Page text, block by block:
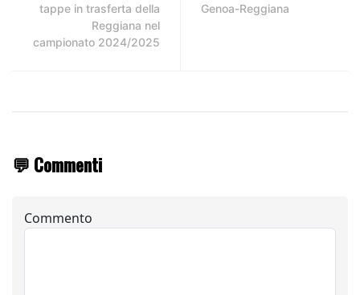
tappe in trasferta della
Reggiana nel
campionato 2024/2025
Genoa-Reggiana
💬 Commenti